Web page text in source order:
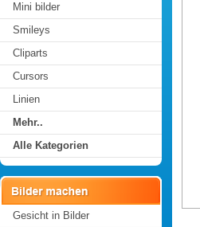
Mini bilder
Smileys
Cliparts
Cursors
Linien
Mehr..
Alle Kategorien
Gesicht in Bilder